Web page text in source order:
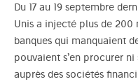
Du 17 au 19 septembre
Unis a injecté plus de 200
banques qui manquaient
pouvaient s’en procurer
auprès des sociétés